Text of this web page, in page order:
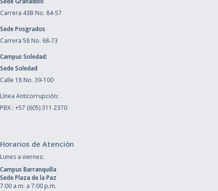
Carrera 43B No. 84-57
Sede Posgrados
Carrera 58 No. 68-73
Campus Soledad:
Sede Soledad
Calle 18 No. 39-100
Línea Anticorrupción:
PBX.: +57 (605) 311 2370
Horarios de Atención
Lunes a viernes:
Campus Barranquilla
Sede Plaza de la Paz
7:00 a.m. a 7:00 p.m.